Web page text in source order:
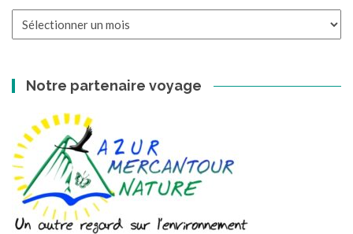
Notre partenaire voyage